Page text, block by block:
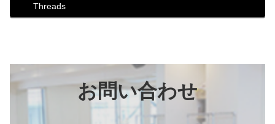
Threads
お問い合わせ